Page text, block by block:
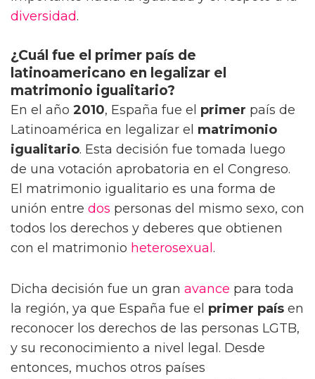
diversidad.
¿Cuál fue el primer país de
latinoamericano en legalizar el
matrimonio igualitario?
En el año 2010, España fue el primer país de
Latinoamérica en legalizar el matrimonio
igualitario. Esta decisión fue tomada luego
de una votación aprobatoria en el Congreso.
El matrimonio igualitario es una forma de
unión entre dos personas del mismo sexo, con
todos los derechos y deberes que obtienen
con el matrimonio heterosexual .
Dicha decisión fue un gran avance para toda
la región, ya que España fue el primer país en
reconocer los derechos de las personas LGTB,
y su reconocimiento a nivel legal. Desde
entonces, muchos otros países